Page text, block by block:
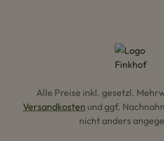
Alle Preise inkl. gesetzl.
Versandkosten und ggf.
nicht anders